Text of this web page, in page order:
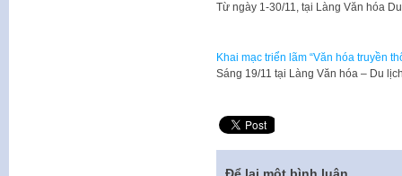
Từ ngày 1-30/11, tại Làng Văn hóa
Khai mạc triển lãm “Văn hóa truyền
​Sáng 19/11 tại Làng Văn hóa – Du
Để lại một bình luận